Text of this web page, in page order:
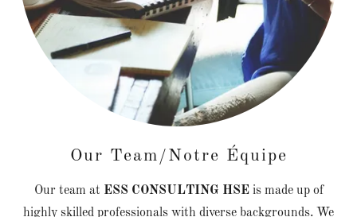
Our Team/Notre Équipe
Our team at ESS CONSULTING HSEis made up of
highly skilled professionals with diverse backgrounds. We